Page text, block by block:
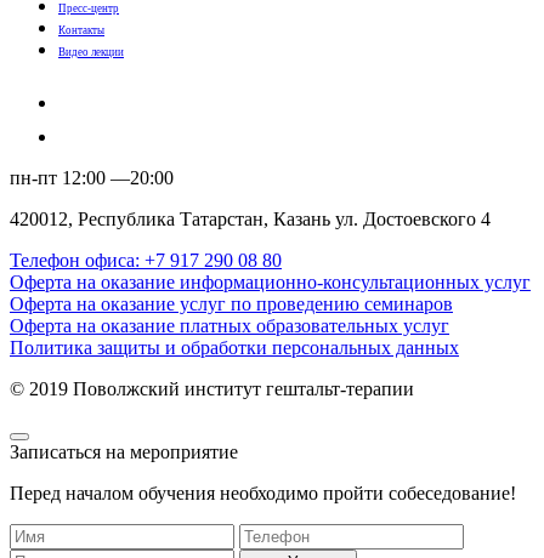
Пресс-центр
Контакты
Видео лекции
пн-пт 12:00 —20:00
420012, Республика Татарстан, Казань ул. Достоевского 4
Телефон офиса: +7 917 290 08 80
Оферта на оказание информационно-консультационных услуг
Оферта на оказание услуг по проведению семинаров
Оферта на оказание платных образовательных услуг
Политика защиты и обработки персональных данных
© 2019 Поволжский институт гештальт-терапии
Записаться на мероприятие
Перед началом обучения необходимо пройти собеседование!